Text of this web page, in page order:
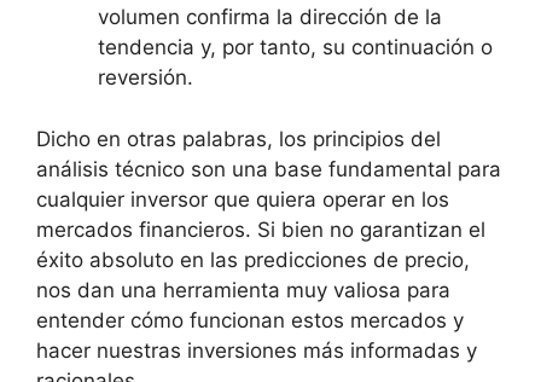
volumen confirma la dirección de la
tendencia y, por tanto, su continuación o
reversión.
Dicho en otras palabras, los principios del
análisis técnico son una base fundamental para
cualquier inversor que quiera operar en los
mercados financieros. Si bien no garantizan el
éxito absoluto en las predicciones de precio,
nos dan una herramienta muy valiosa para
entender cómo funcionan estos mercados y
hacer nuestras inversiones más informadas y